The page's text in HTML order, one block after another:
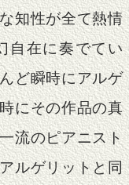
知性が全て熱情
自在に奏でてい
ど瞬時にアルゲ
にその作品の真
流のピアニスト
ルゲリットと同